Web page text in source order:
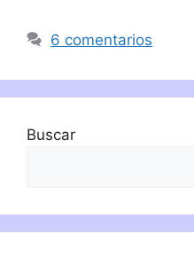
6 comentarios
Buscar